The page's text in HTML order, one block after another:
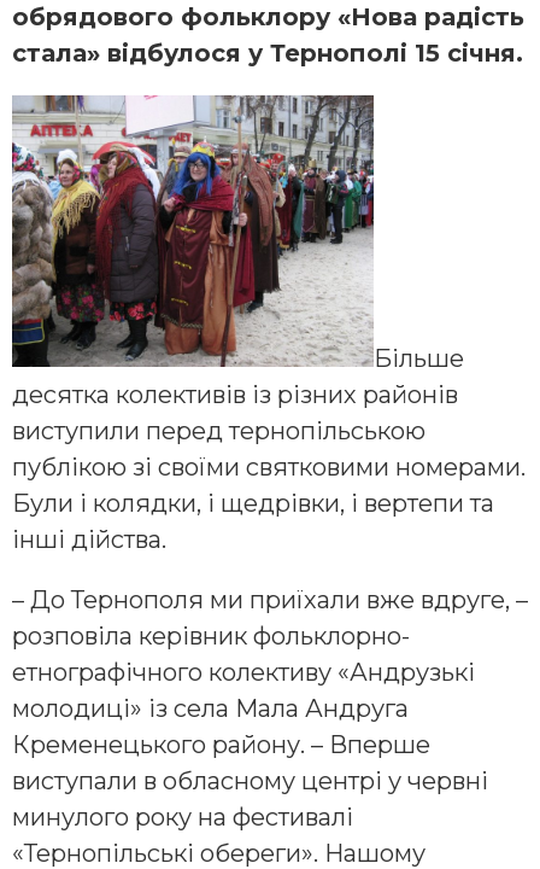
обрядового фольклору «Нова радість
стала» відбулося у Тернополі 15 січня.
Більше
десятка колективів із різних районів
виступили перед тернопільською
публікою зі своїми святковими номерами.
Були і колядки, і щедрівки, і вертепи та
інші дійства.
– До Тернополя ми приїхали вже вдруге, –
розповіла керівник фольклорно-
етнографічного колективу «Андрузькі
молодиці» із села Мала Андруга
Кременецького району. – Вперше
виступали в обласному центрі у червні
минулого року на фестивалі
«Тернопільські обереги». Нашому